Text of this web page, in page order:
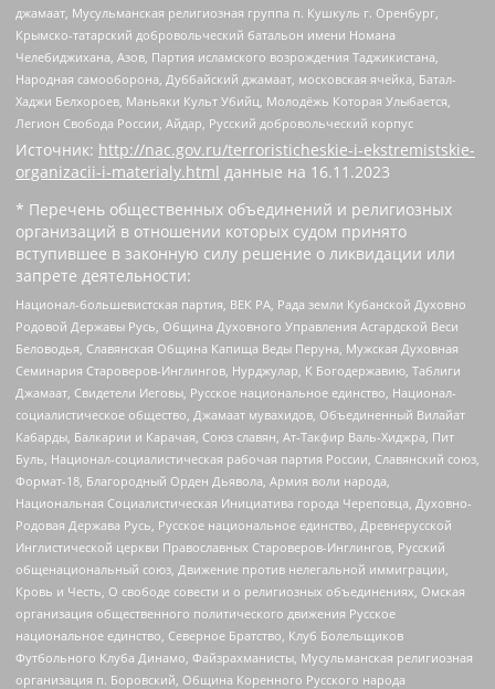
джамаат, Мусульманская религиозная группа п. Кушкуль г. Оренбург,
Крымско-татарский добровольческий батальон имени Номана
Челебиджихана, Азов, Партия исламского возрождения Таджикистана,
Народная самооборона, Дуббайский джамаат, московская ячейка, Батал-
Хаджи Белхороев, Маньяки Культ Убийц, Молодёжь Которая Улыбается,
Легион Свобода России, Айдар, Русский добровольческий корпус
Источник: http://nac.gov.ru/terroristicheskie-i-ekstremistskie-
organizacii-i-materialy.html данные на 16.11.2023
* Перечень общественных объединений и религиозных
организаций в отношении которых судом принято
вступившее в законную силу решение о ликвидации или
запрете деятельности:
Национал-большевистская партия, ВЕК РА, Рада земли Кубанской Духовно
Родовой Державы Русь, Община Духовного Управления Асгардской Веси
Беловодья, Славянская Община Капища Веды Перуна, Мужская Духовная
Семинария Староверов-Инглингов, Нурджулар, К Богодержавию, Таблиги
Джамаат, Свидетели Иеговы, Русское национальное единство, Национал-
социалистическое общество, Джамаат мувахидов, Объединенный Вилайат
Кабарды, Балкарии и Карачая, Союз славян, Ат-Такфир Валь-Хиджра, Пит
Буль, Национал-социалистическая рабочая партия России, Славянский союз,
Формат-18, Благородный Орден Дьявола, Армия воли народа,
Национальная Социалистическая Инициатива города Череповца, Духовно-
Родовая Держава Русь, Русское национальное единство, Древнерусской
Инглистической церкви Православных Староверов-Инглингов, Русский
общенациональный союз, Движение против нелегальной иммиграции,
Кровь и Честь, О свободе совести и о религиозных объединениях, Омская
организация общественного политического движения Русское
национальное единство, Северное Братство, Клуб Болельщиков
Футбольного Клуба Динамо, Файзрахманисты, Мусульманская религиозная
организация п. Боровский, Община Коренного Русского народа